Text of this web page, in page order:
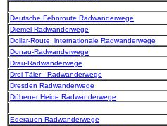
Deutsche Fehnroute Radwanderwege
Diemel Radwanderwege
Dollar-Route, internationale Radwanderwege
Donau-Radwanderwege
Drau-Radwanderwege
Drei Täler - Radwanderwege
Dresden Radwanderwege
Dübener Heide Radwanderwege
Ederauen-Radwanderwege